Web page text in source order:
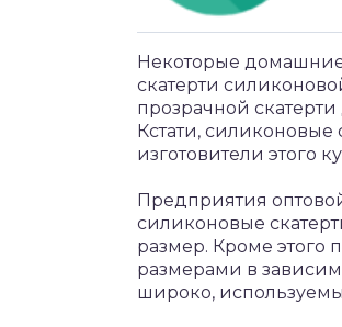
Некоторые
скатерти
прозрачной
Кстати, силиконовые
изготовители этого
Предприятия
силиконовые
размер. Кроме этого
размерами в
широко,